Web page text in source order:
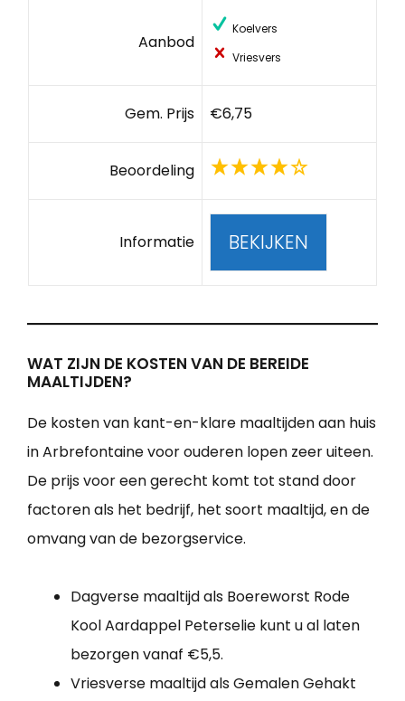
Aanbod
Koelvers
Vriesvers
Gem. Prijs €6,75
Beoordeling
Informatie BEKIJKEN
WAT ZIJN DE KOSTEN VAN DE BEREIDE
MAALTIJDEN?
De kosten van kant-en-klare maaltijden aan huis
in Arbrefontaine voor ouderen lopen zeer uiteen.
De prijs voor een gerecht komt tot stand door
factoren als het bedrijf, het soort maaltijd, en de
omvang van de bezorgservice.
Dagverse maaltijd als Boereworst Rode
Kool Aardappel Peterselie kunt u al laten
bezorgen vanaf €5,5.
Vriesverse maaltijd als Gemalen Gehakt